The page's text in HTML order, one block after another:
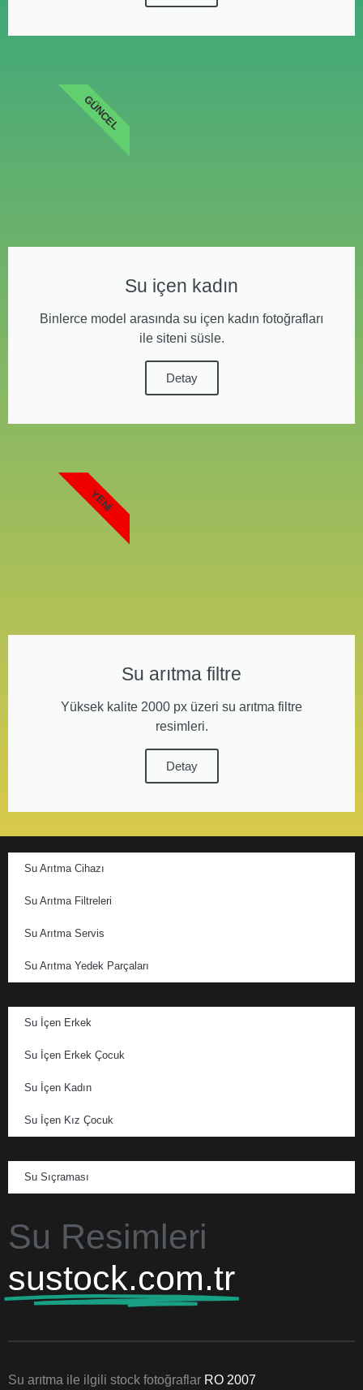
Su içen kadın
Binlerce model arasında su içen kadın fotoğrafları
ile siteni süsle.
Detay
GÜNCEL
Su arıtma filtre
Yüksek kalite 2000 px üzeri su arıtma filtre
resimleri.
Detay
YENI
Su Arıtma Cihazı
Su Arıtma Filtreleri
Su Arıtma Servis
Su Arıtma Yedek Parçaları
Su İçen Erkek
Su İçen Erkek Çocuk
Su İçen Kadın
Su İçen Kız Çocuk
Su Sıçraması
Su Resimleri
sustock.com.tr
Su arıtma ile ilgili stock fotoğraflar RO 2007